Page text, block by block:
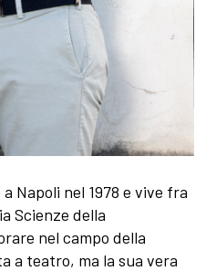
Napoli nel 1978 e vive fra
Scienze della
nel campo della
a teatro, ma la sua vera